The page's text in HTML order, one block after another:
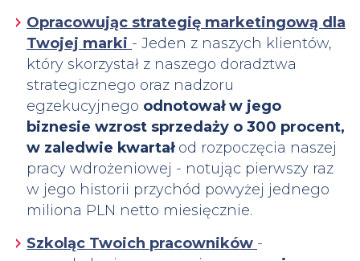
Opracowując strategię marketingową dla
Twojej marki - Jeden z naszych klientów,
który skorzystał z naszego doradztwa
strategicznego oraz nadzoru
egzekucyjnego odnotował w jego
biznesie wzrost sprzedaży o 300 procent,
w zaledwie kwartałod rozpoczęcia naszej
pracy wdrożeniowej - notując pierwszy raz
w jego historii przychód powyżej jednego
miliona PLN netto miesięcznie.
Szkoląc Twoich pracowników -